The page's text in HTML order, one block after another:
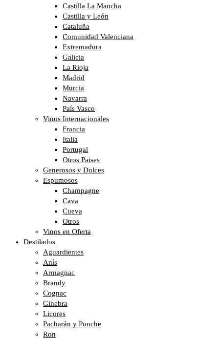
Castilla La Mancha
Castilla y León
Cataluña
Comunidad Valenciana
Extremadura
Galicia
La Rioja
Madrid
Murcia
Navarra
País Vasco
Vinos Internacionales
Francia
Italia
Portugal
Otros Paises
Generosos y Dulces
Espumosos
Champagne
Cava
Cueva
Otros
Vinos en Oferta
Destilados
Aguardientes
Anís
Armagnac
Brandy
Cognac
Ginebra
Licores
Pacharán y Ponche
Ron